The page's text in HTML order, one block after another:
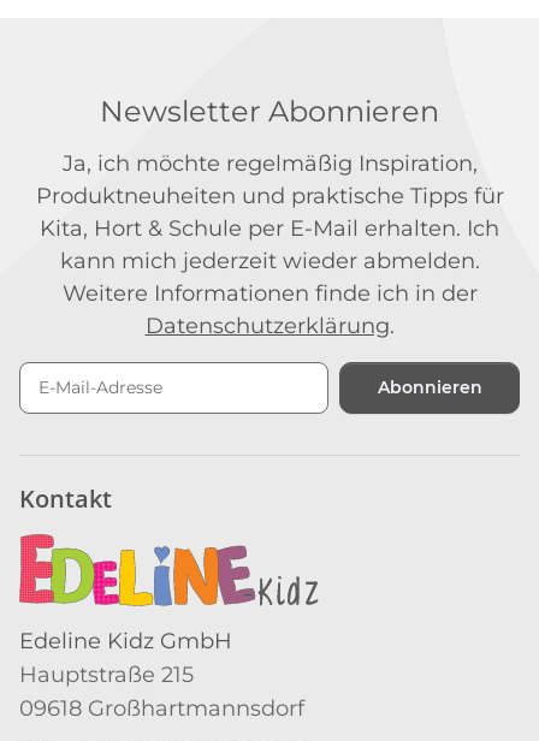
Newsletter Abonnieren
Ja, ich möchte regelmäßig Inspiration,
Produktneuheiten und praktische Tipps für
Kita, Hort & Schule per E-Mail erhalten. Ich
kann mich jederzeit wieder abmelden.
Weitere Informationen finde ich in der
Datenschutzerklärung.
Abonnieren
Kontakt
Edeline Kidz GmbH
Hauptstraße 215
09618 Großhartmannsdorf